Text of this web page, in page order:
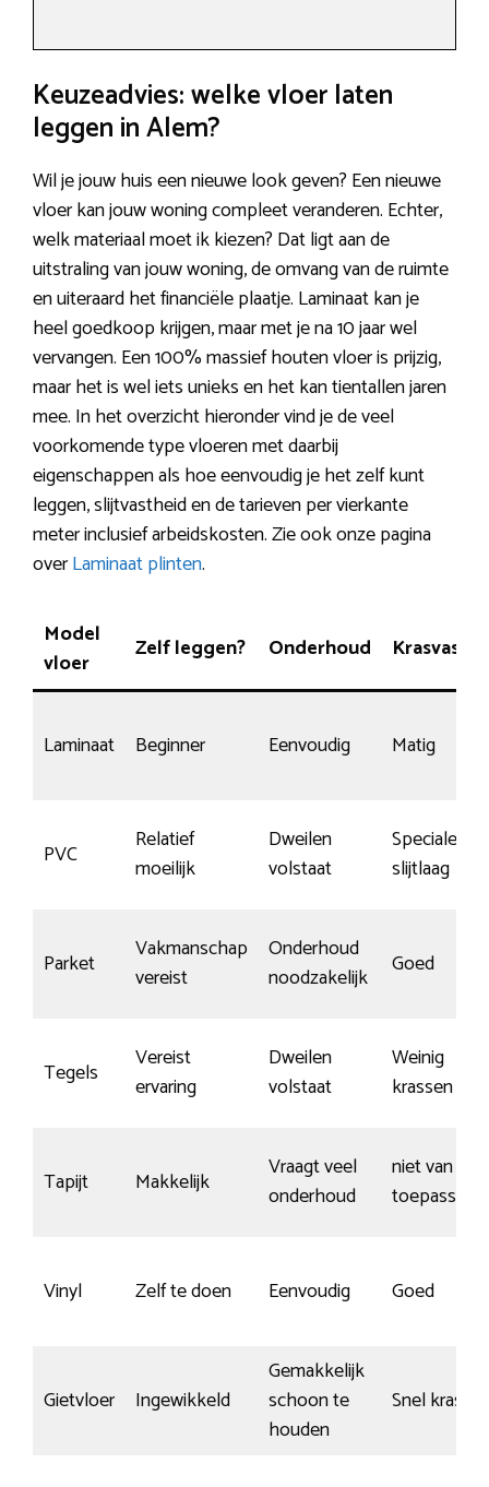
Keuzeadvies: welke vloer laten
leggen in Alem?
Wil je jouw huis een nieuwe look geven? Een nieuwe
vloer kan jouw woning compleet veranderen. Echter,
welk materiaal moet ik kiezen? Dat ligt aan de
uitstraling van jouw woning, de omvang van de ruimte
en uiteraard het financiële plaatje. Laminaat kan je
heel goedkoop krijgen, maar met je na 10 jaar wel
vervangen. Een 100% massief houten vloer is prijzig,
maar het is wel iets unieks en het kan tientallen jaren
mee. In het overzicht hieronder vind je de veel
voorkomende type vloeren met daarbij
eigenschappen als hoe eenvoudig je het zelf kunt
leggen, slijtvastheid en de tarieven per vierkante
meter inclusief arbeidskosten. Zie ook onze pagina
overLaminaat plinten.
Model
vloer
Zelf leggen? Onderhoud
Laminaat Beginner Eenvoudig Matig
PVC
Relatief
moeilijk
Dweilen
volstaat
Speciale
slijtlaag
Parket
Vakmanschap
vereist
Onderhoud
noodzakelijk
Goed
Tegels
Vereist
ervaring
Dweilen
volstaat
Weinig
krassen
Tapijt Makkelijk
Vraagt veel
onderhoud
niet van
toepassing
Vinyl Zelf te doen Eenvoudig Goed
Gietvloer Ingewikkeld
Gemakkelijk
schoon te
houden
Snel